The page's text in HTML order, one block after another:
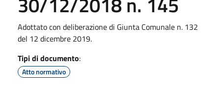
Adottato con deliberazione di Giunta Comunale n. 132
del 12 dicembre 2019.
Tipi di documento:
Atto normativo